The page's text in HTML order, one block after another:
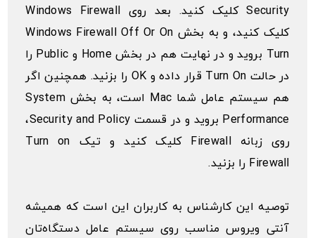
Security کلیک کنید. بعد روی Windows Firewall
کلیک کنید، و به بخش Windows Firewall Off Or On
Turn بروید و در نهایت هم در بخش Home و Public را
در حالت Turn On قرار داده و OK را بزنید. همچنین اگر
هم سیستم عامل شما Mac است، به بخش System
Performance بروید و در قسمت Security and Policy،
روی زبانه Firewall کلیک کنید و تیک Turn on
Firewall را بزنید.
توصیه این کارشناس به کاربران این است که همیشه
آنتی ویروس مناسب روی سیستم عامل دستگاه‌تان